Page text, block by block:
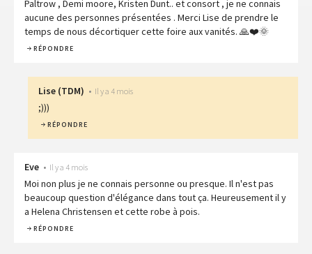
Paltrow , Demi moore, Kristen Dunt.. et consort , je ne connais
aucune des personnes présentées . Merci Lise de prendre le
temps de nous décortiquer cette foire aux vanités. 🙏❤️🌞
RÉPONDRE
Lise (TDM) • Il y a 4 mois
;)))
RÉPONDRE
Eve • Il y a 4 mois
Moi non plus je ne connais personne ou presque. Il n'est pas
beaucoup question d'élégance dans tout ça. Heureusement il y
a Helena Christensen et cette robe à pois.
RÉPONDRE